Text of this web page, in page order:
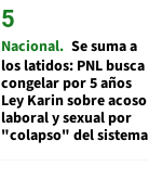
Nacional Se suma a
los latidos: PNL busca
congelar por 5 años
Ley Karin sobre acoso
laboral y sexual por
"colapso" del sistema